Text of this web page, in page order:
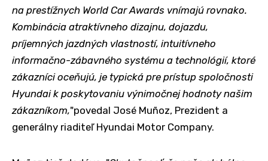
na prestížnych World Car Awards vnímajú rovnako.
Kombinácia atraktívneho dizajnu, dojazdu,
príjemných jazdných vlastností, intuitívneho
informačno-zábavného systému a technológií, ktoré
zákazníci oceňujú, je typická pre prístup spoločnosti
Hyundai k poskytovaniu výnimočnej hodnoty našim
zákazníkom,"povedal José Muñoz, Prezident a
generálny riaditeľ Hyundai Motor Company.